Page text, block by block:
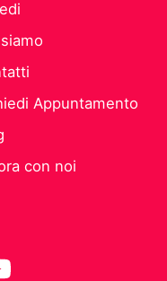
Appuntamento
con noi